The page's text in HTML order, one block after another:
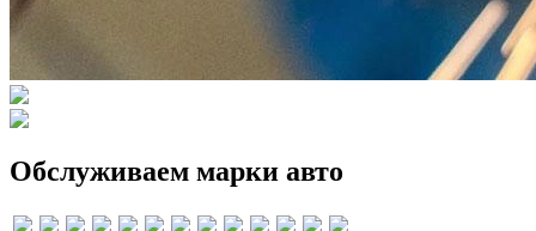
Обслуживаем марки авто